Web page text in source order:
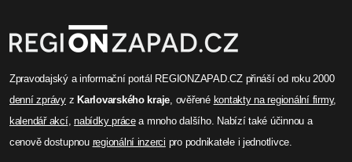
Zpravodajský a informační portál REGIONZAPAD.CZ přináší od roku 2000
denní zprávyz Karlovarského kraje , ověřené kontakty na regionální firmy,
kalendář akcí,nabídky prácea mnoho dalšího. Nabízí také účinnou a
cenově dostupnou regionální inzerci pro podnikatele i jednotlivce.